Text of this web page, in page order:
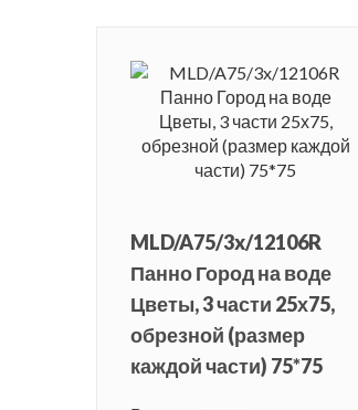
MLD/A75/3x/12106R
Панно Город на воде
Цветы, 3 части 25х75,
обрезной (размер
каждой части) 75*75